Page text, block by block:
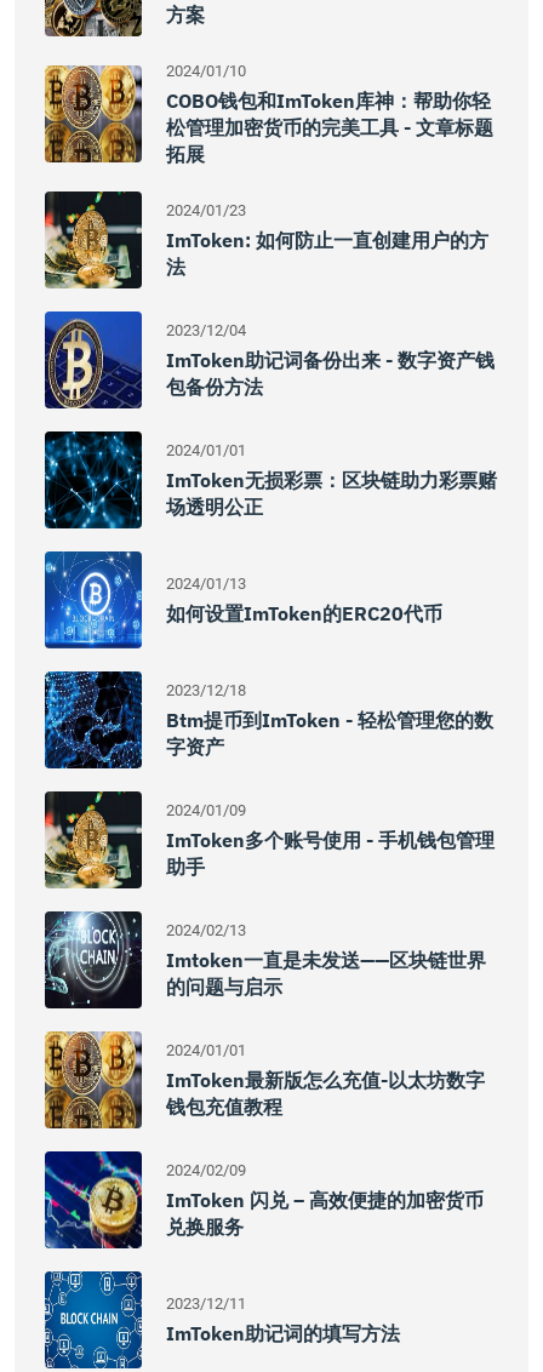
方案
2024/01/10
COBO钱包和imToken库神：帮助你轻
松管理加密货币的完美工具 - 文章标题
拓展
2024/01/23
ImToken: 如何防止一直创建用户的方
法
2023/12/04
ImToken助记词备份出来 - 数字资产钱
包备份方法
2024/01/01
ImToken无损彩票：区块链助力彩票赌
场透明公正
2024/01/13
如何设置imToken的ERC20代币
2023/12/18
Btm提币到imToken - 轻松管理您的数
字资产
2024/01/09
ImToken多个账号使用 - 手机钱包管理
助手
2024/02/13
Imtoken一直是未发送——区块链世界
的问题与启示
2024/01/01
ImToken最新版怎么充值-以太坊数字
钱包充值教程
2024/02/09
ImToken 闪兑 – 高效便捷的加密货币
兑换服务
2023/12/11
ImToken助记词的填写方法